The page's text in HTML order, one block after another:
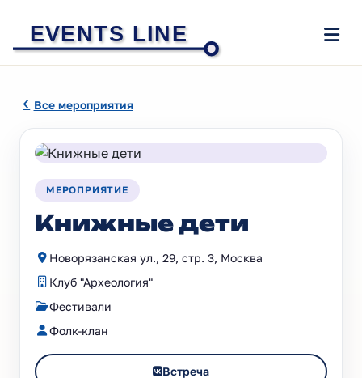
EVENTS LINE
Все мероприятия
МЕРОПРИЯТИЕ
Книжные дети
Новорязанская ул., 29, стр. 3, Москва
Клуб "Археология"
Фестивали
Фолк-клан
Встреча